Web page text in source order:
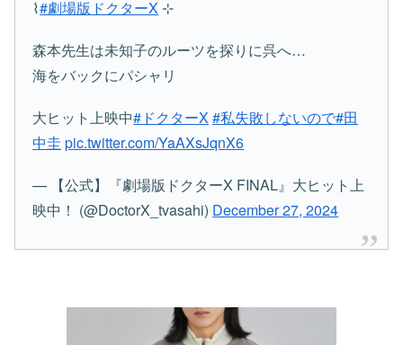
⌇#劇場版ドクターX ⊹
森本先生は未知子のルーツを探りに呉へ…
海をバックにパシャリ
️大ヒット上映中️#ドクターX#私失敗しないので#田
中圭 pic.twitter.com/YaAXsJqnX6
— 【公式】『劇場版ドクターX FINAL』大ヒット上
映中！ (@DoctorX_tvasahi) December 27, 2024